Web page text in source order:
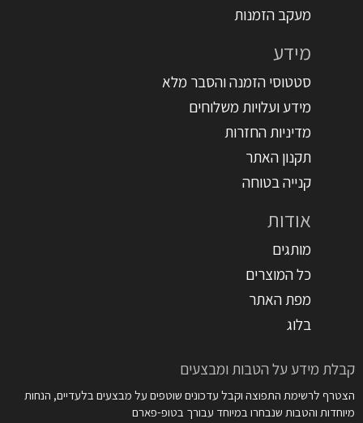
מעקב הזמנות
מידע
סטטוסי הזמנה והסבר מלא
מידע ועלויות משלוחים
מדיניות החזרות
תקנון האתר
קנייה בטוחה
אודות
מותגים
כל המוצרים
מפת האתר
בלוג
קבלת מידע על הטבות ומבצעים
הצטרף לרשימת התפוצה וקבל עדכונים שוטפים על מבצעים בלעדיים, הנחות
מיוחדות והטבות שנבחרו במיוחד עבורך בטופ-פארם